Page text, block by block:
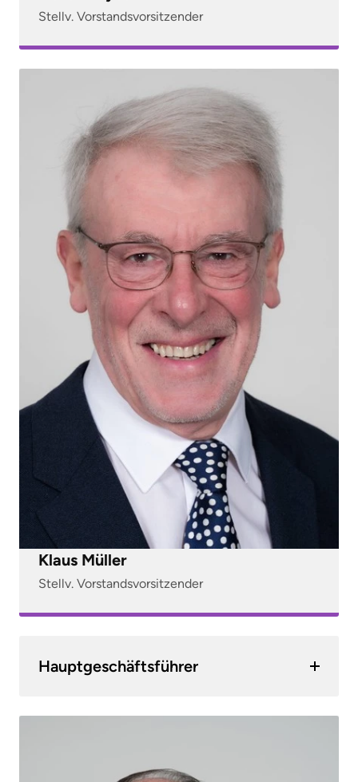
Stellv. Vorstandsvorsitzender
Klaus Müller
Stellv. Vorstandsvorsitzender
Hauptgeschäftsführer